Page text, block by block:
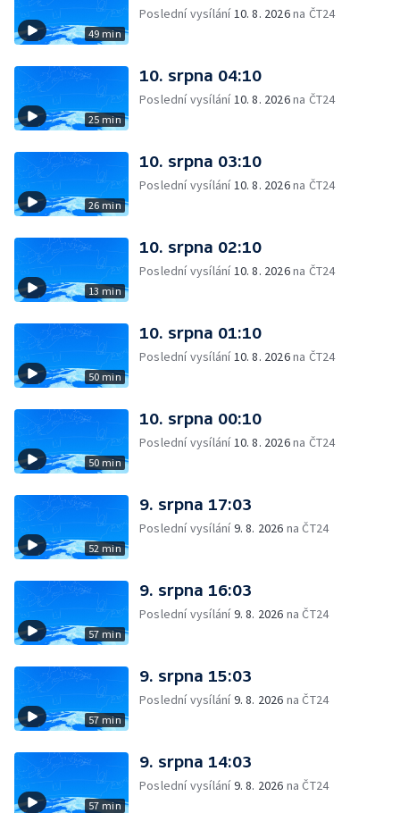
49 min
Poslední vysílání10. 8. 2026na ČT24
25 min
10. srpna 04:10
Poslední vysílání10. 8. 2026na ČT24
26 min
10. srpna 03:10
Poslední vysílání10. 8. 2026na ČT24
13 min
10. srpna 02:10
Poslední vysílání10. 8. 2026na ČT24
50 min
10. srpna 01:10
Poslední vysílání10. 8. 2026na ČT24
50 min
10. srpna 00:10
Poslední vysílání10. 8. 2026na ČT24
52 min
9. srpna 17:03
Poslední vysílání9. 8. 2026 na ČT24
57 min
9. srpna 16:03
Poslední vysílání9. 8. 2026 na ČT24
57 min
9. srpna 15:03
Poslední vysílání9. 8. 2026 na ČT24
57 min
9. srpna 14:03
Poslední vysílání9. 8. 2026 na ČT24